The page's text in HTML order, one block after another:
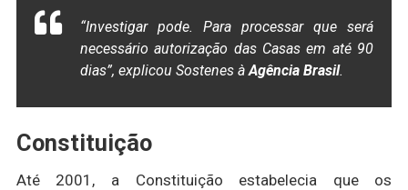
“Investigar pode. Para processar que será
necessário autorização das Casas em até 90
dias”, explicou Sostenes à Agência Brasil.
Constituição
Até 2001, a Constituição estabelecia que os